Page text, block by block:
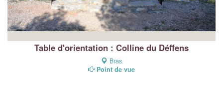
Table d'orientation : Colline du Déffens
Bras
Point de vue